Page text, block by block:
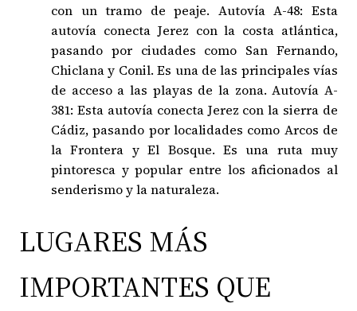
con un tramo de peaje. Autovía A-48: Esta
autovía conecta Jerez con la costa atlántica,
pasando por ciudades como San Fernando,
Chiclana y Conil. Es una de las principales vías
de acceso a las playas de la zona. Autovía A-
381: Esta autovía conecta Jerez con la sierra de
Cádiz, pasando por localidades como Arcos de
la Frontera y El Bosque. Es una ruta muy
pintoresca y popular entre los aficionados al
senderismo y la naturaleza.
LUGARES MÁS
IMPORTANTES QUE